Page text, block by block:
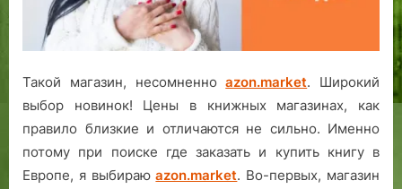
Такой магазин, несомненноazon.market. Широкий
выбор новинок! Цены в книжных магазинах, как
правило близкие и отличаются не сильно. Именно
потому при поиске где заказать и купить книгу в
Европе, я выбираюazon.market. Во-первых, магазин